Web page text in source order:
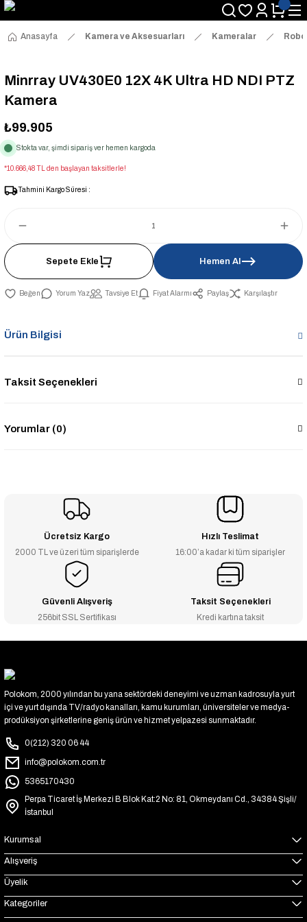
Anasayfa Kamera ve Aksesuarları Kameralar
Minrray UV430E0 12X 4K Ultra HD NDI PTZ
Kamera
₺99.905
Stokta var, şimdi sipariş ver hemen kargoda
*10.666,48 TL den başlayan taksitlerle!
Tahmini Kargo Süresi :
Sepete Ekle Hemen Al
Yorum Yaz Tavsiye Et Fiyat Alarmı Paylaş Karşılaştır
Ürün Bilgisi
Taksit Seçenekleri
Yorumlar (0)
Ücretsiz Kargo
2000 TL ve üzeri tüm siparişlerde
Hızlı Teslimat
16:00’a kadar ki tüm siparişler
Güvenli Alışveriş
256bit SSL Sertifikası
Taksit Seçenekleri
Kredi kartına taksit
Polokom, 2000 yılından bu yana sektördeki deneyimi ve uzman kadrosuyla yurt
içi ve yurt dışında TV/radyo kanalları, kamu kurumları, üniversiteler ve medya-
prodüksiyon şirketlerine geniş ürün ve hizmet yelpazesi sunmaktadır.
0(212) 320 06 44
info@polokom.com.tr
5365170430
Perpa Ticaret İş Merkezi B Blok Kat:2 No: 81, Okmeydanı Cd., 34384 Şişli/
İstanbul
Kurumsal
Alışveriş
Üyelik
Kategoriler